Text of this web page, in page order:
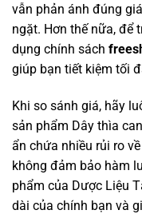
vẫn phản ánh đúng
ngặt. Hơn thế nữa, để
dụng chính sách
giúp bạn tiết kiệm tối
Khi so sánh giá, hãy
sản phẩm Dây thìa
ẩn chứa nhiều rủi ro
không đảm bảo hàm
phẩm của Dược Liệu
dài của chính bạn và